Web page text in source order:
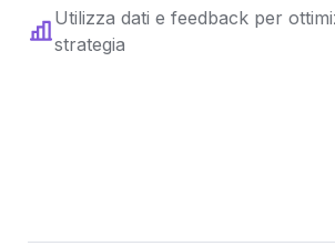
Utilizza dati e feedback per
strategia